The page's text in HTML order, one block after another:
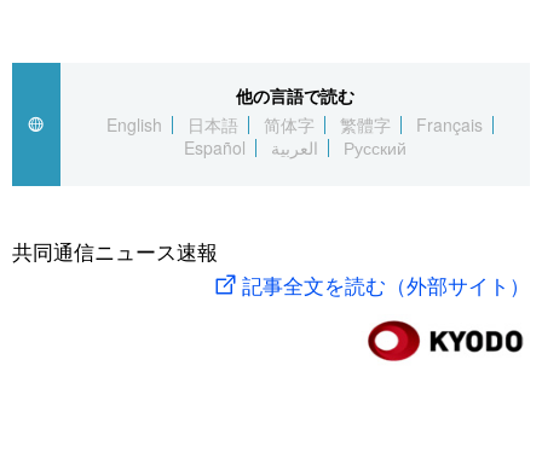
العربية
社会
旅と暮らし
社会
文化
科学・技術
暮らし
お知らせ
他の言語で読む
English
日本語 简体字 繁體字
Français
Español
العربية Русский
共同通信ニュース速報
記事全文を読む（外部サイト）